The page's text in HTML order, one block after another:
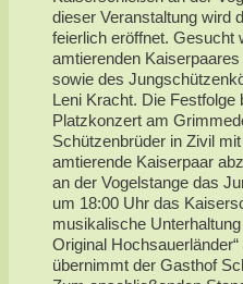
dieser Veranstaltung wird
feierlich eröffnet. Gesucht
amtierenden
sowie des
Leni Kracht. Die Festfolge
Platzkonzert am
Schützenbrüder in Zivil
amtierende Kaiserpaar
an der Vogelstange das
um 18:00 Uhr das
musikalische
Original
übernimmt der Gasthof